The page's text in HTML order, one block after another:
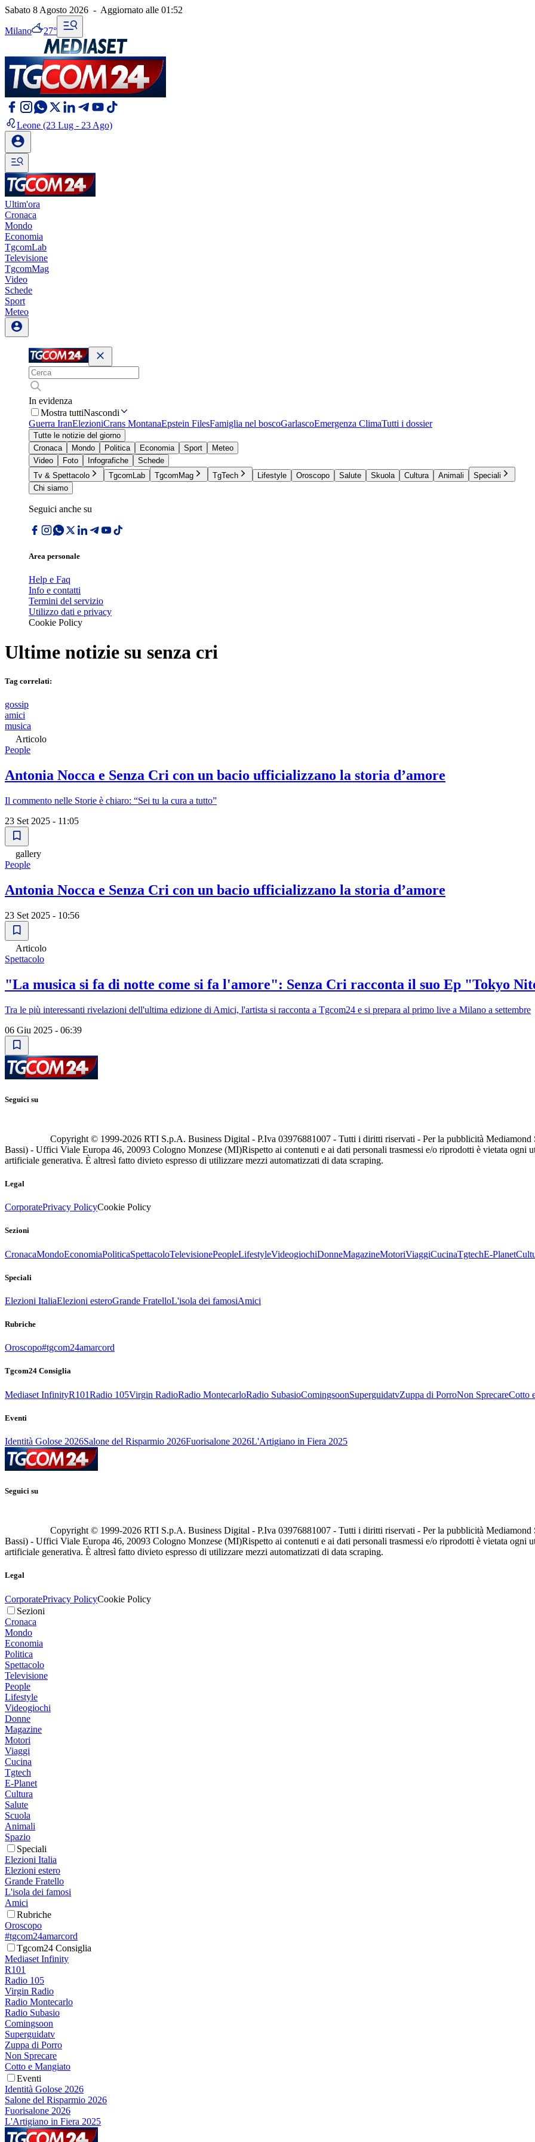
Sabato 8 Agosto 2026 - Aggiornato alle 01:52
Milano 27°
Leone (23 Lug - 23 Ago)
Ultim'ora
Cronaca
Mondo
Economia
TgcomLab
Televisione
TgcomMag
Video
Schede
Sport
Meteo
In evidenza
Mostra tuttiNascondi
Guerra IranElezioniCrans MontanaEpstein FilesFamiglia nel boscoGarlascoEmergenza ClimaTutti i dossier
Tutte le notizie del giorno
Cronaca
Mondo Politica Economia Sport
Meteo
Video
Foto Infografiche
Schede
Tv & Spettacolo
TgcomLab TgcomMag TgTech Lifestyle Oroscopo Salute Skuola Cultura Animali
Speciali
Chi siamo
Seguici anche su
Area personale
Help e Faq
Info e contatti
Termini del servizio
Utilizzo dati e privacy
Cookie Policy
Ultime notizie su senza cri
Tag correlati:
gossip
amici
musica
Articolo
People
Antonia Nocca e Senza Cri con un bacio ufficializzano la storia d’amore
Il commento nelle Storie è chiaro: “Sei tu la cura a tutto”
23 Set 2025 - 11:05
gallery
People
Antonia Nocca e Senza Cri con un bacio ufficializzano la storia d’amore
23 Set 2025 - 10:56
Articolo
Spettacolo
"La musica si fa di notte come si fa l'amore": Senza Cri racconta il suo Ep "Tokyo
Tra le più interessanti rivelazioni dell'ultima edizione di Amici, l'artista si racconta a Tgcom24 e si prepara al primo live a Milano a settembre
06 Giu 2025 - 06:39
Seguici su
Copyright © 1999-2026 RTI S.p.A. Business Digital - P.Iva 03976881007 - Tutti i diritti riservati - Per la pubblicità
Bassi) - Uffici Viale Europa 46, 20093 Cologno Monzese (MI)Rispetto ai contenuti e ai dati personali trasmessi e/o riprodotti è vietata ogni
artificiale generativa. È altresì fatto divieto espresso di utilizzare mezzi automatizzati di data scraping.
Legal
CorporatePrivacy PolicyCookie Policy
Sezioni
CronacaMondoEconomiaPoliticaSpettacoloTelevisionePeopleLifestyleVideogiochiDonneMagazineMotoriViaggiCucinaTgtechE-Planet
Speciali
Elezioni ItaliaElezioni esteroGrande FratelloL'isola dei famosiAmici
Rubriche
Oroscopo#tgcom24amarcord
Tgcom24 Consiglia
Mediaset InfinityR101Radio 105Virgin RadioRadio MontecarloRadio SubasioComingsoonSuperguidatvZuppa di PorroNon SprecareCotto
Eventi
Identità Golose 2026Salone del Risparmio 2026Fuorisalone 2026L'Artigiano in Fiera 2025
Seguici su
Copyright © 1999-2026 RTI S.p.A. Business Digital - P.Iva 03976881007 - Tutti i diritti riservati - Per la pubblicità
Bassi) - Uffici Viale Europa 46, 20093 Cologno Monzese (MI)Rispetto ai contenuti e ai dati personali trasmessi e/o riprodotti è vietata ogni
artificiale generativa. È altresì fatto divieto espresso di utilizzare mezzi automatizzati di data scraping.
Legal
CorporatePrivacy PolicyCookie Policy
Sezioni
Cronaca
Mondo
Economia
Politica
Spettacolo
Televisione
People
Lifestyle
Videogiochi
Donne
Magazine
Motori
Viaggi
Cucina
Tgtech
E-Planet
Cultura
Salute
Scuola
Animali
Spazio
Speciali
Elezioni Italia
Elezioni estero
Grande Fratello
L'isola dei famosi
Amici
Rubriche
Oroscopo
#tgcom24amarcord
Tgcom24 Consiglia
Mediaset Infinity
R101
Radio 105
Virgin Radio
Radio Montecarlo
Radio Subasio
Comingsoon
Superguidatv
Zuppa di Porro
Non Sprecare
Cotto e Mangiato
Eventi
Identità Golose 2026
Salone del Risparmio 2026
Fuorisalone 2026
L'Artigiano in Fiera 2025